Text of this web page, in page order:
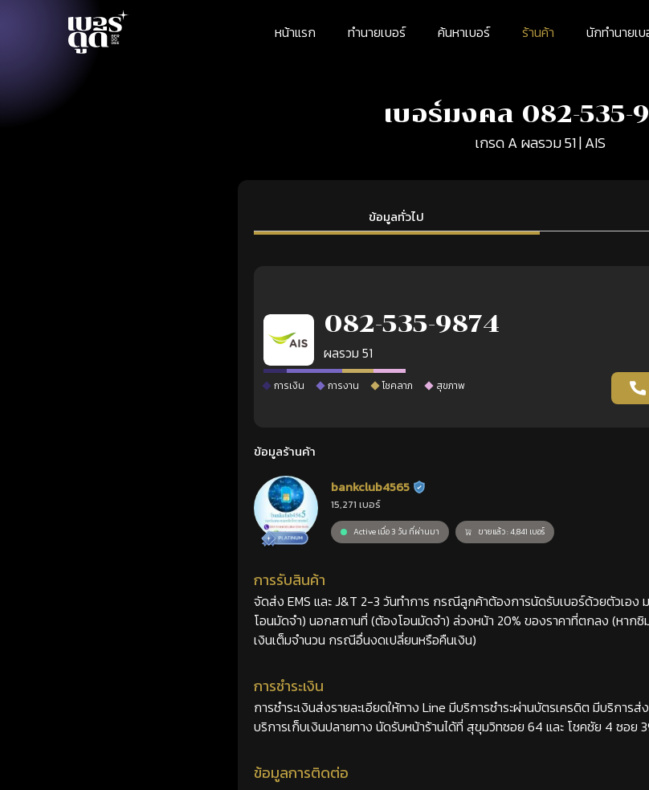
หน้าแรก ทำนายเบอร์ ค้นหาเบอร์ ร้านค้า นักทำนายเ
เบอร์มงคล 082-535-
เกรด A ผลรวม 51 | AIS
ข้อมูลทั่วไป
082-535-9874
ผลรวม 51
การเงิน การงาน โชคลาภ สุขภาพ
ข้อมูลร้านค้า
bankclub4565 ร้านยืนยันแล้ว
15,271 เบอร์
Active เมื่อ 3 วัน ที่ผ่านมา ขายแล้ว : 4,841 เบอร์
การรับสินค้า
จัดส่ง EMS และ J&T 2-3 วันทำการ กรณีลูกค้าต้องการนัดรับเบอร์ด้วยตัวเอง
โอนมัดจำ) นอกสถานที่ (ต้องโอนมัดจำ) ล่วงหน้า 20% ของราคาที่ตกลง (หา
เงินเต็มจำนวน กรณีอื่นงดเปลี่ยนหรือคืนเงิน)
การชำระเงิน
การชำระเงินส่งรายละเอียดให้ทาง Line มีบริการชำระผ่านบัตรเครดิต มีบริการ
บริการเก็บเงินปลายทาง นัดรับหน้าร้านได้ที่ สุขุมวิทซอย 64 และ โชคชัย 4 ซอย
ข้อมูลการติดต่อ